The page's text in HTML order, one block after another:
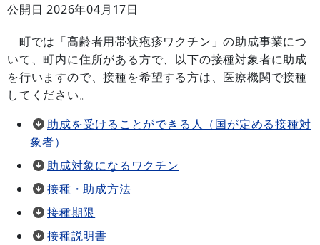
公開日 2026年04月17日
町では「高齢者用帯状疱疹ワクチン」の助成事業につ
いて、町内に住所がある方で、以下の接種対象者に助成
を行いますので、接種を希望する方は、医療機関で接種
してください。
助成を受けることができる人（国が定める接種対
象者）
助成対象になるワクチン
接種・助成方法
接種期限
接種説明書